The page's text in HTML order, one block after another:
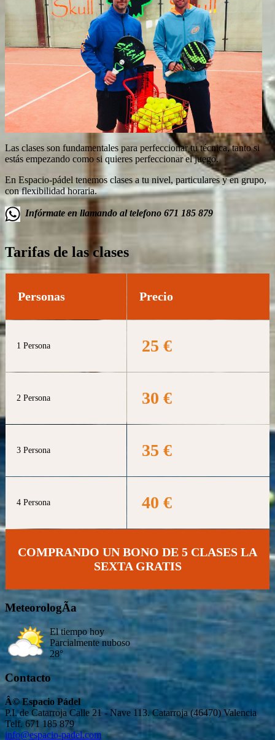
Las clases son fundamentales para perfeccionar tu técnica, tanto si
estás empezando como si quieres perfeccionar el juego.
En Espacio-pádel tenemos clases a tu nivel, particulares y en grupo,
con flexibilidad horaria.
Infórmate en llamando al telefono 671 185 879
Tarifas de las clases
Personas Precio
1 Persona 25 €
2 Persona 30 €
3 Persona 35 €
4 Persona 40 €
COMPRANDO UN BONO DE 5 CLASES LA
SEXTA GRATIS
MeteorologÃ­a
El tiempo hoy
Parcialmente nuboso
28°
Contacto
Â© Espacio Pádel
P.I. de Catarroja Calle 21 - Nave 113. Catarroja (46470) Valencia
Telf. 671 185 879
info@espacio-padel.com